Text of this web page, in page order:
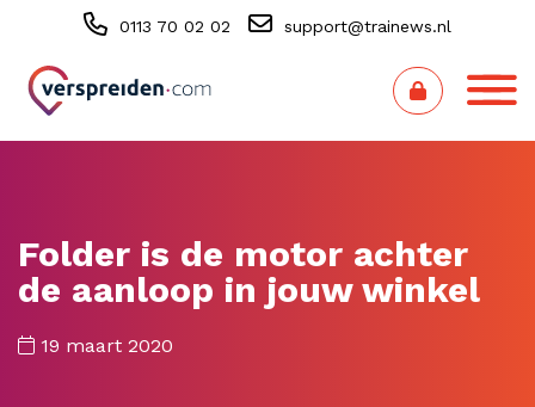
0113 70 02 02 support@trainews.nl
Folder is de motor achter
de aanloop in jouw winkel
19 maart 2020